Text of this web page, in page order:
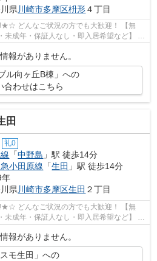
県 川崎市多摩区枡形４丁目
どんなご状況の方でも大歓迎！ 【無
成年・保証人なし・即入居希望など】 ネ
します‼ ...
報がありません。
ル向ヶ丘B棟」への
合わせはこちら
田
礼0
「中野島 」駅 徒歩14分
小田原線 「生田 」駅 徒歩14分
年
県川崎市多摩区生田 ２丁目
どんなご状況の方でも大歓迎！ 【無
成年・保証人なし・即入居希望など】 ネ
します‼ ...
報がありません。
スモ生田」への